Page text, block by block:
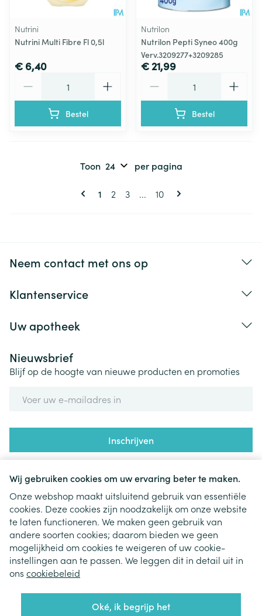
Wij gebruiken cookies om uw ervaring beter te maken.
Onze webshop maakt uitsluitend gebruik van essentiële
cookies. Deze cookies zijn noodzakelijk om onze website
te laten functioneren. We maken geen gebruik van
andere soorten cookies; daarom bieden we geen
mogelijkheid om cookies te weigeren of uw cookie-
instellingen aan te passen. We leggen dit in detail uit in
ons cookiebeleid
Oké, ik begrijp het
Nutrini
Nutrini Multi Fibre Fl 0,5l
€ 6,40
Bestel
Nutrilon
Nutrilon Pepti Syneo 400g
Verv.3209277+3209285
€ 21,99
Bestel
Pagina's
U lees momenteel pagina
1 Pagina
2 Pagina
3 ... Pagina
10
Toon per pagina
Neem contact met ons op
Klantenservice
Uw apotheek
Nieuwsbrief
Blijf op de hoogte van nieuwe producten en promoties
Inschrijven
nieuwsbrief en gaat u akkoord met onzeprivacy policy.
Juridische links